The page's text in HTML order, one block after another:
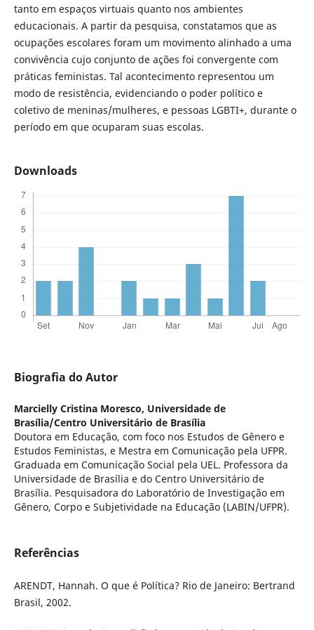
tanto em espaços virtuais quanto nos ambientes
educacionais. A partir da pesquisa, constatamos que as
ocupações escolares foram um movimento alinhado a uma
convivência cujo conjunto de ações foi convergente com
práticas feministas. Tal acontecimento representou um
modo de resistência, evidenciando o poder político e
coletivo de meninas/mulheres, e pessoas LGBTI+, durante o
período em que ocuparam suas escolas.
Downloads
Biografia do Autor
Marcielly Cristina Moresco, Universidade de
Brasília/Centro Universitário de Brasília
Doutora em Educação, com foco nos Estudos de Gênero e
Estudos Feministas, e Mestra em Comunicação pela UFPR.
Graduada em Comunicação Social pela UEL. Professora da
Universidade de Brasília e do Centro Universitário de
Brasília. Pesquisadora do Laboratório de Investigação em
Gênero, Corpo e Subjetividade na Educação (LABIN/UFPR).
Referências
ARENDT, Hannah. O que é Política? Rio de Janeiro: Bertrand
Brasil, 2002.